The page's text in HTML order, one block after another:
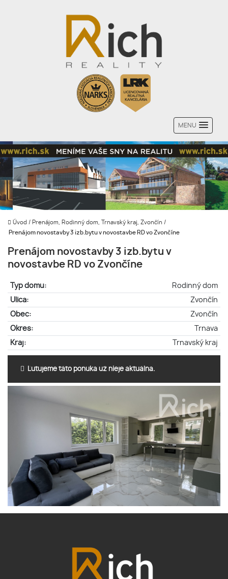
MENU
Úvod / Prenájom, Rodinný dom, Trnavský kraj, Zvončín /
Prenájom novostavby 3 izb.bytu v novostavbe RD vo Zvončíne
Prenájom novostavby 3 izb.bytu v
novostavbe RD vo Zvončíne
Typ domu:
Rodinný dom
Ulica:
Zvončín
Obec:
Zvončín
Okres:
Trnava
Kraj:
Trnavský kraj
Ľutujeme táto ponuka už nieje aktuálna.